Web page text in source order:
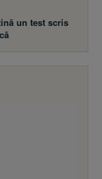
un test scris